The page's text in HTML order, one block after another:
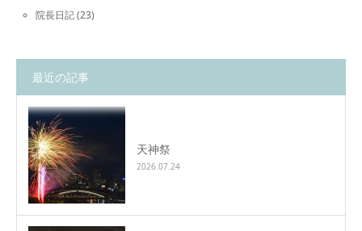
院長日記(23)
最近の記事
天神祭
2026.07.24